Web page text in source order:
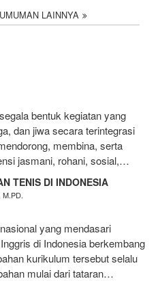
LAINNYA
bentuk kegiatan yang
dan jiwa secara terintegrasi
membina, serta
jasmani, rohani, sosial,…
TENIS DI INDONESIA
M.PD.
yang mendasari
di Indonesia berkembang
kurikulum tersebut selalu
mulai dari tataran…